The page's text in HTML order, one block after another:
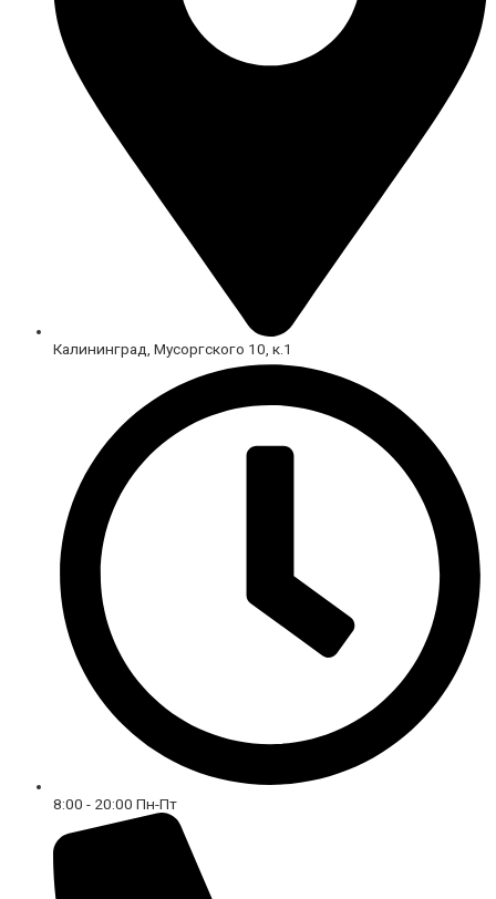
Калининград, Мусоргского 10, к.1
8:00 - 20:00 Пн-Пт